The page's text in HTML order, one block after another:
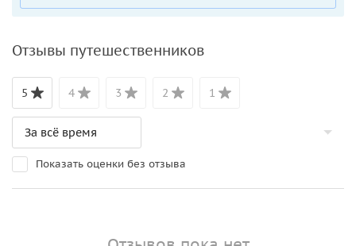
Отзывы путешественников
5 4 3 2 1
Показать оценки без отзыва